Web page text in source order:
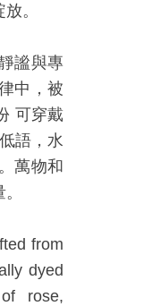
。
謐與專
中，被
可穿戴
語，水
萬物和
from
dyed
rose,